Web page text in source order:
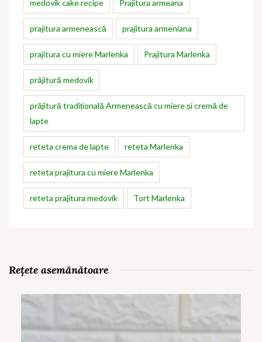
medovik cake recipe Prajitura armeana
prajitura armenească prajitura armeniana
prajitura cu miere Marlenka Prajitura Marlenka
prăjitură medovik
prăjitură tradițională Armenească cu miere și cremă de
lapte
reteta crema de lapte reteta Marlenka
reteta prajitura cu miere Marlenka
reteta prajitura medovik Tort Marlenka
Rețete asemănătoare